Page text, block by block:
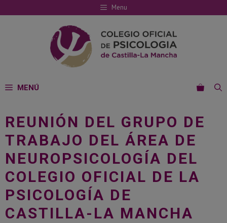
al
Menu
MENÚ
REUNIÓN DEL GRUPO DE
TRABAJO DEL ÁREA DE
NEUROPSICOLOGÍA DEL
COLEGIO OFICIAL DE LA
PSICOLOGÍA DE
CASTILLA-LA MANCHA